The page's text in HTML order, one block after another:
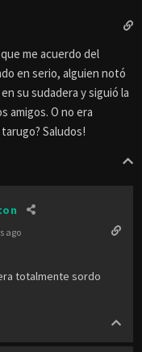
me acuerdo del
en serio, alguien notó
su sudadera y siguió la
amigos. O no era
Saludos!
ago
totalmente sordo